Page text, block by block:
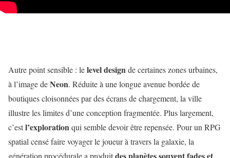
Autre point sensible : lelevel designde certaines zones urbaines,
à l’image deNeon. Réduite à une longue avenue bordée de
boutiques cloisonnées par des écrans de chargement, la ville
illustre les limites d’une conception fragmentée. Plus largement,
c’estl’explorationqui semble devoir être repensée. Pour un RPG
spatial censé faire voyager le joueur à travers la galaxie, la
génération procédurale a produit